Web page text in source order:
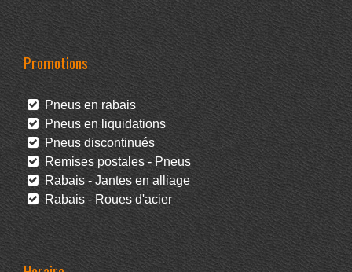
Promotions
Pneus en rabais
Pneus en liquidations
Pneus discontinués
Remises postales - Pneus
Rabais - Jantes en alliage
Rabais - Roues d'acier